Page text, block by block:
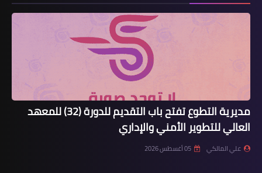
مديرية التطوع تفتح باب التقديم للدورة (32) للمعهد
العالي للتطوير الأمني والإداري
علي المالكي 05 أغسطس 2026